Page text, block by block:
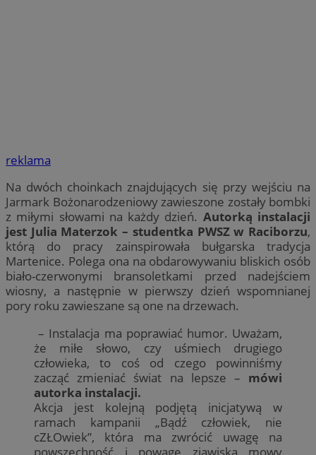
reklama
Na dwóch choinkach znajdujących się przy wejściu na
Jarmark Bożonarodzeniowy zawieszone zostały bombki
z miłymi słowami na każdy dzień. Autorką instalacji
jest Julia Materzok – studentka PWSZ w Raciborzu,
którą do pracy zainspirowała bułgarska tradycja
Martenice. Polega ona na obdarowywaniu bliskich osób
biało-czerwonymi bransoletkami przed nadejściem
wiosny, a następnie w pierwszy dzień wspomnianej
pory roku zawieszane są one na drzewach.
– Instalacja ma poprawiać humor. Uważam,
że miłe słowo, czy uśmiech drugiego
człowieka, to coś od czego powinniśmy
zacząć zmieniać świat na lepsze – mówi
autorka instalacji.
Akcja jest kolejną podjętą inicjatywą w
ramach kampanii „Bądź człowiek, nie
cZŁOwiek”, która ma zwrócić uwagę na
powszechność i powagę zjawiska mowy